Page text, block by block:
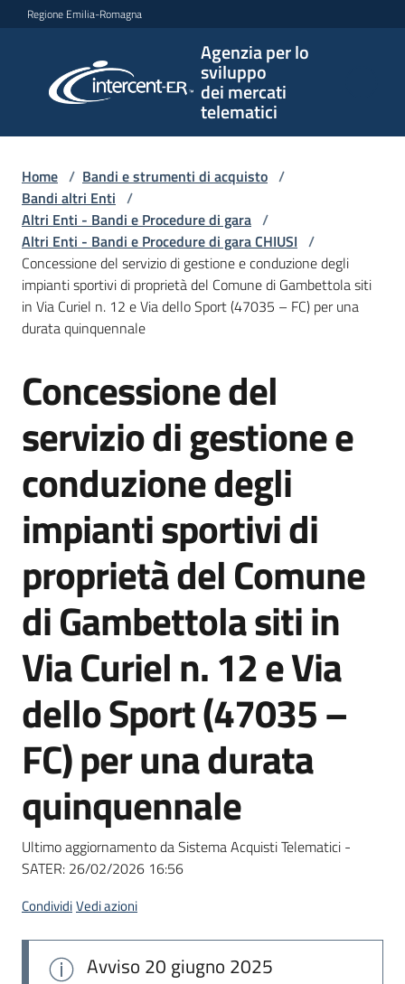
Vai al contenuto
Vai alla navigazione
Vai al footer
Regione Emilia-Romagna
Agenzia per lo
sviluppo
dei mercati
telematici
per lo
sviluppo
telematici
L'Agenzia
Bandi
strumenti
di
Supporto
telematiche
English
site
Seguici
su
Home / Bandi e strumenti di acquisto /
Bandi altri Enti /
Altri Enti - Bandi e Procedure di gara /
Altri Enti - Bandi e Procedure di gara CHIUSI /
Concessione del servizio di gestione e conduzione degli
impianti sportivi di proprietà del Comune di Gambettola siti
in Via Curiel n. 12 e Via dello Sport (47035 – FC) per una
durata quinquennale
Salta al contenuto
Concessione del
servizio di gestione e
conduzione degli
impianti sportivi di
proprietà del Comune
di Gambettola siti in
Via Curiel n. 12 e Via
dello Sport (47035 –
FC) per una durata
quinquennale
Ultimo aggiornamento da Sistema Acquisti Telematici -
SATER: 26/02/2026 16:56
CondividiVedi azioni
Avviso 20 giugno 2025